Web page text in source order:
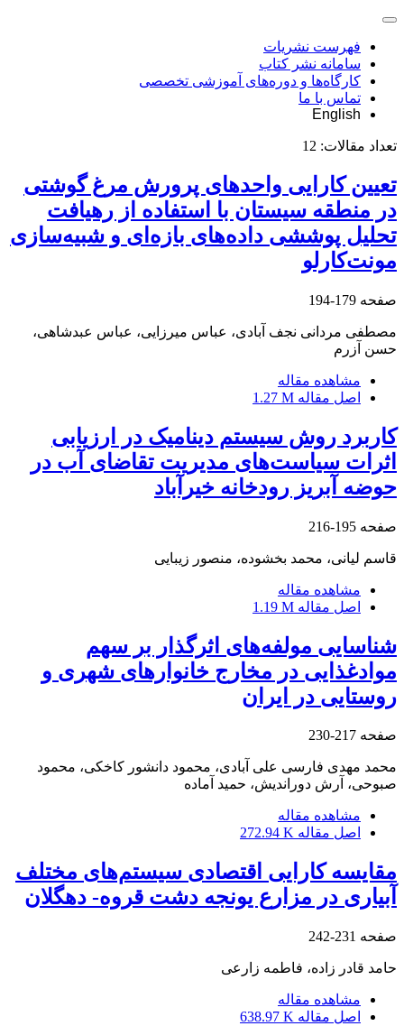
فهرست نشریات
سامانه نشر کتاب
کارگاه‌ها و دوره‌های آموزشی تخصصی
تماس با ما
English
تعداد مقالات: 12
تعیین کارایی واحدهای پرورش مرغ گوشتی
در منطقه سیستان با استفاده از رهیافت
تحلیل پوششی داده‌های بازه‌ای و شبیه‌سازی
مونت‌کارلو
صفحه 179-194
مصطفی مردانی نجف آبادی، عباس میرزایی، عباس عبدشاهی،
حسن آزرم
مشاهده مقاله
اصل مقاله 1.27 M
کاربرد روش سیستم دینامیک در ارزیابی
اثرات سیاست‌های مدیریت تقاضای آب در
حوضه آبریز رودخانه خیرآباد
صفحه 195-216
قاسم لیانی، محمد بخشوده، منصور زیبایی
مشاهده مقاله
اصل مقاله 1.19 M
شناسایی مولفه‌های اثرگذار بر سهم
مواد‌غذایی در مخارج خانوارهای شهری و
روستایی در ایران
صفحه 217-230
محمد مهدی فارسی علی آبادی، محمود دانشور کاخکی، محمود
صبوحی، آرش دوراندیش، حمید آماده
مشاهده مقاله
اصل مقاله 272.94 K
مقایسه کارایی اقتصادی سیستم‌های مختلف
آبیاری در مزارع یونجه دشت قروه- دهگلان
صفحه 231-242
حامد قادر زاده، فاطمه زارعی
مشاهده مقاله
اصل مقاله 638.97 K